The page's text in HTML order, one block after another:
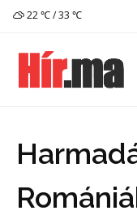
22 ℃ / 33 ℃